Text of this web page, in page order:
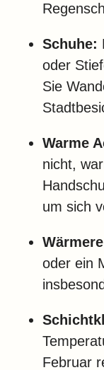
Schuhe:
oder
Sie
Warme
nicht,
um sich
oder ein
Februar